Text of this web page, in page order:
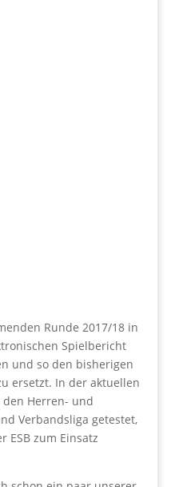
Runde 2017/18 in
Spielbericht
und so den bisherigen
ersetzt. In der aktuellen
Herren- und
Verbandsliga getestet,
zum Einsatz